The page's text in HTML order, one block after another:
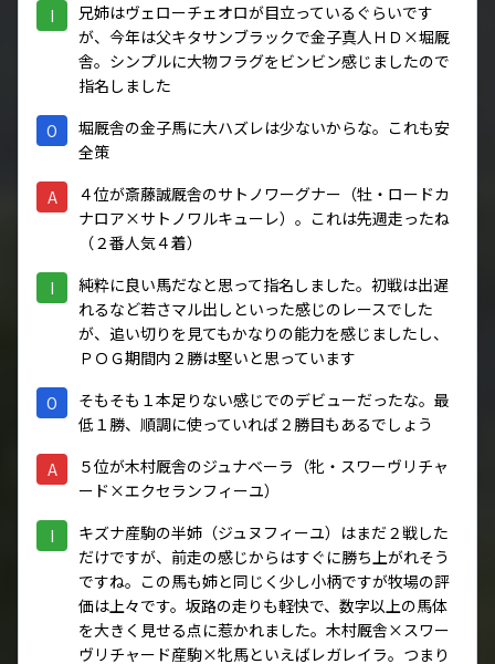
I
兄姉はヴェローチェオロが目立っているぐらいです
が、今年は父キタサンブラックで金子真人ＨＤ×堀厩
舎。シンプルに大物フラグをビンビン感じましたので
指名しました
O
堀厩舎の金子馬に大ハズレは少ないからな。これも安
全策
A
４位が斎藤誠厩舎のサトノワーグナー（牡・ロードカ
ナロア×サトノワルキューレ）。これは先週走ったね
（２番人気４着）
I
純粋に良い馬だなと思って指名しました。初戦は出遅
れるなど若さマル出しといった感じのレースでした
が、追い切りを見てもかなりの能力を感じましたし、
ＰＯＧ期間内２勝は堅いと思っています
O
そもそも１本足りない感じでのデビューだったな。最
低１勝、順調に使っていれば２勝目もあるでしょう
A
５位が木村厩舎のジュナベーラ（牝・スワーヴリチャ
ード×エクセランフィーユ）
I
キズナ産駒の半姉（ジュヌフィーユ）はまだ２戦した
だけですが、前走の感じからはすぐに勝ち上がれそう
ですね。この馬も姉と同じく少し小柄ですが牧場の評
価は上々です。坂路の走りも軽快で、数字以上の馬体
を大きく見せる点に惹かれました。木村厩舎×スワー
ヴリチャード産駒×牝馬といえばレガレイラ。つまり